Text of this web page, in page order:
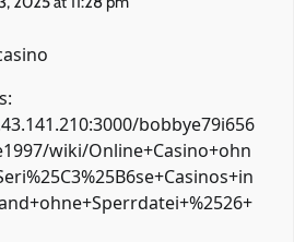
bobbye79i656
wiki/Online+Casino+ohn